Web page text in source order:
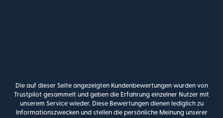
Die auf dieser Seite angezeigten Kundenbewertungen wurden von
Trustpilot gesammelt und geben die Erfahrung einzelner Nutzer mit
unserem Service wieder. Diese Bewertungen dienen lediglich zu
Informationszwecken und stellen die persönliche Meinung unserer